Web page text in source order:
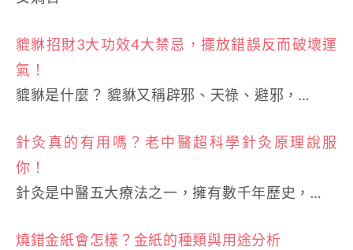
貔貅招財3大功效4大禁忌，擺放錯誤反而破壞運
氣！
貔貅是什麼？ 貔貅又稱辟邪、天祿、避邪，…
針灸真的有用嗎？老中醫超科學針灸原理說服
你！
針灸是中醫五大療法之一，擁有數千年歷史，…
燒錯金紙會怎樣？金紙的種類與用途分析